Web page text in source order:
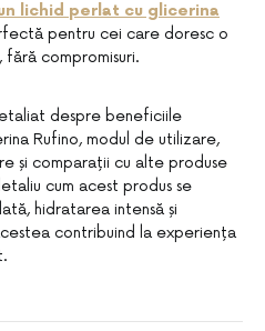
lichid perlat cu glicerina
pentru cei care doresc o
fără compromisuri.
despre beneficiile
Rufino, modul de utilizare,
și comparații cu alte produse
cum acest produs se
hidratarea intensă și
contribuind la experiența